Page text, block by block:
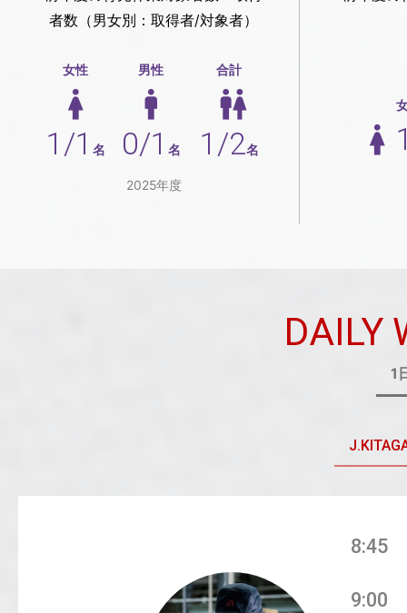
者数（男女別：取得者/対象者）
女性
1/1 名
男性
0/1 名
合計
1/2名
2025年度
DAILY
1
8:45
9:00